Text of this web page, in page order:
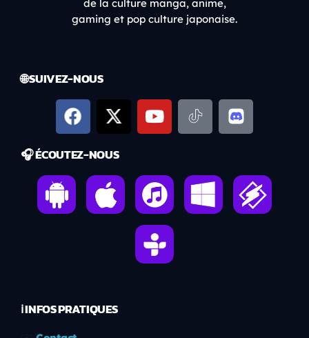
de la culture manga, anime,
gaming et pop culture japonaise.
🌐 SUIVEZ-NOUS
🎧 ÉCOUTEZ-NOUS
ℹ️ INFOS PRATIQUES